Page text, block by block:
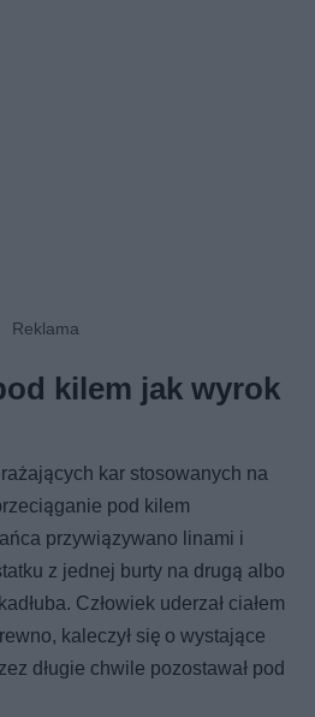
kilem jak wyrok
kar stosowanych na
pod kilem
przywiązywano linami i
z jednej burty na drugą albo
Człowiek uderzał ciałem
kaleczył się o wystające
długie chwile pozostawał pod